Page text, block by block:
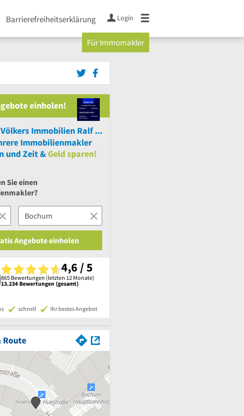
Barrierefreiheitserklärung Login
Für Immomakler
einholen!
Engel & Völkers Immobilien Ralf Lapan Immobilienmakler
Immobilienmakler
und Zeit &Geld sparen!
Sie einen
Angebote einholen
4,6 / 5
865 Bewertungen (letzten 12 Monate)
13.234 Bewertungen (gesamt)
schnell Ihr bestes Angebot
Route